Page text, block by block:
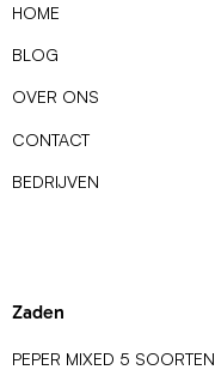
HOME
BLOG
OVER ONS
CONTACT
BEDRIJVEN
Zaden
PEPER MIXED 5 SOORTEN